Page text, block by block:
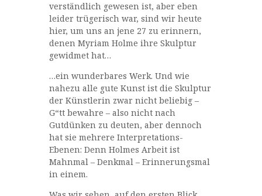
verständlich gewesen ist, aber eben
leider trügerisch war, sind wir heute
hier, um uns an jene 27 zu erinnern,
denen Myriam Holme ihre Skulptur
gewidmet hat…
…ein wunderbares Werk. Und wie
nahezu alle gute Kunst ist die Skulptur
der Künstlerin zwar nicht beliebig –
G“tt bewahre – also nicht nach
Gutdünken zu deuten, aber dennoch
hat sie mehrere Interpretations-
Ebenen: Denn Holmes Arbeit ist
Mahnmal – Denkmal – Erinnerungsmal
in einem.